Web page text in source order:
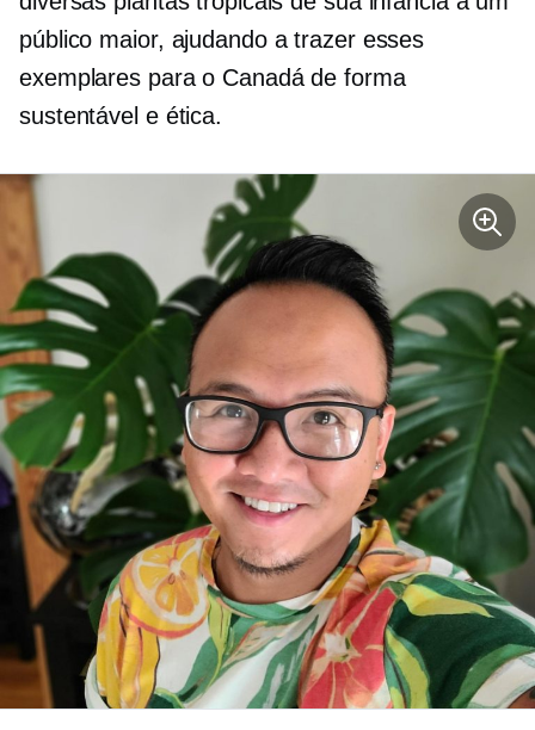
público maior, ajudando a trazer esses
exemplares para o Canadá de forma
sustentável e ética.